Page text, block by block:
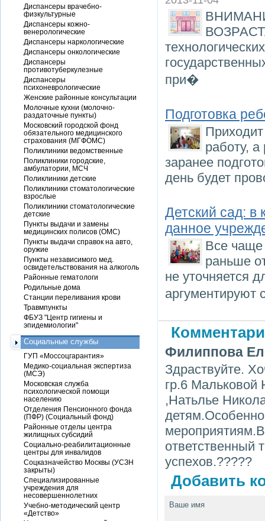
при�
Подготовка
работу,
заранее
день будет
Детский сад: в
данное
Все чаще
раньше
не уточняется
аргументируют
Филиппова
Здраствуйте.
гр.6 Мальковой
,Натьлье
ответственный
успехов.?????
Добавить
Ваше имя
Диспансеры врачебно-
физкультурные
Диспансеры кожно-
венерологические
Диспансеры наркологические
Диспансеры онкологические
Диспансеры
противотуберкулезные
Диспансеры
психоневрологические
Женские районные консультации
Молочные кухни (молочно-
раздаточные пункты)
Московский городской фонд
обязательного медицинского
страхования (МГФОМС)
Поликлиники ведомственные
Поликлиники городские,
амбулатории, МСЧ
Поликлиники детские
Поликлиники стоматологические
взрослые
Поликлиники стоматологические
детские
Пункты выдачи и замены
медицинских полисов (ОМС)
Пункты выдачи справок на авто,
оружие
Пункты независимого мед.
освидетельствования на алкоголь
Районные гематологи
Родильные дома
Станции переливания крови
Травмпункты
ФБУЗ "Центр гигиены и
эпидемиологии"
Социальные службы
ГУП «Моссоцгарантия»
Медико-социальная экспертиза
(МСЭ)
Московская служба
психологической помощи
населению
Отделения Пенсионного фонда
(ПФР) (Социальный фонд)
Районные отделы центра
жилищных субсидий
Социально-реабилитационные
центры для инвалидов
Соцказначейство Москвы (УСЗН
закрыты)
Специализированные
учреждения для
несовершеннолетних
Учебно-методический центр
«Детство»